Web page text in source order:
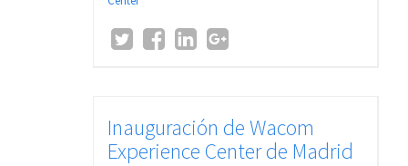
Inauguración de Wacom
Experience Center de Madrid